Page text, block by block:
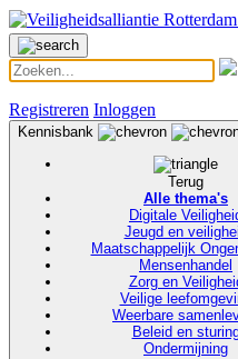
Registreren Inloggen
Kennisbank
Terug
Alle thema's
Digitale
Jeugd en
Maatschappelijk
Mensenhandel
Zorg en
Veilige
Weerbare
Beleid en
Ondermijning